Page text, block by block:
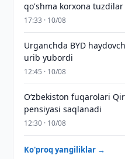
qo'shma korxona tuzdilar
17:33 · 10/08
Urganchda BYD
urib yubordi
12:45 · 10/08
O‘zbekiston fuqarolari
pensiyasi saqlanadi
12:30 · 10/08
Ko'proq yangiliklar →